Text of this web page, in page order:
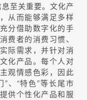
至关重要。文化产
从而能够满足多样
分借助数字化的手
费者的消费习惯、
际需求，并针对消
化产品。每个人对
观情感色彩，因此
、“特色”等长尾市
供个性化产品和服